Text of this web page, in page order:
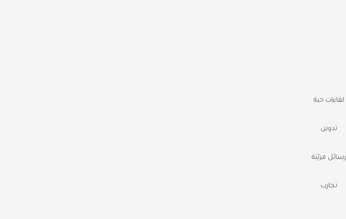
لقاءات حية
تدوين
رسائل مرئية
تجارب